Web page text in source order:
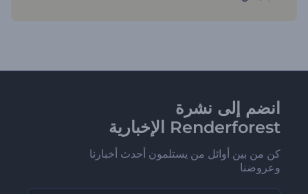
انضم إلى نشرة
Renderforest الإخبارية
كن من بين أوائل من يستلمون أحدث أخبارنا
وعروضنا